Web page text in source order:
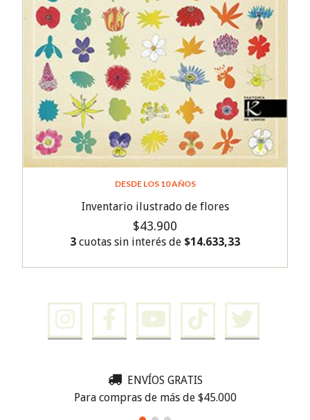
DESDE LOS 10 AÑOS
Inventario ilustrado de flores
$43.900
3 cuotas sin interés de $14.633,33
ENVÍOS GRATIS
Para compras de más de $45.000